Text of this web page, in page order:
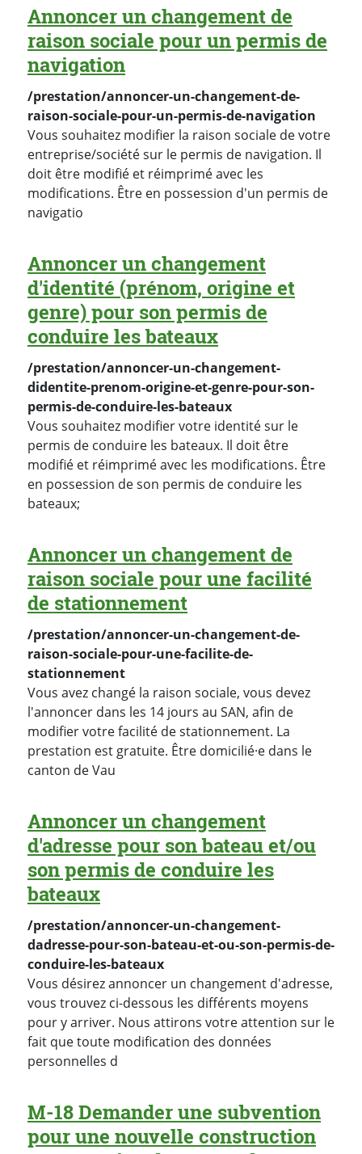
Annoncer un changement de
raison sociale pour un permis de
navigation
/prestation/annoncer-un-changement-de-
raison-sociale-pour-un-permis-de-navigation
Vous souhaitez modifier la raison sociale de votre
entreprise/société sur le permis de navigation. Il
doit être modifié et réimprimé avec les
modifications. Être en possession d'un permis de
navigatio
Annoncer un changement
d'identité (prénom, origine et
genre) pour son permis de
conduire les bateaux
/prestation/annoncer-un-changement-
didentite-prenom-origine-et-genre-pour-son-
permis-de-conduire-les-bateaux
Vous souhaitez modifier votre identité sur le
permis de conduire les bateaux. Il doit être
modifié et réimprimé avec les modifications. Être
en possession de son permis de conduire les
bateaux;
Annoncer un changement de
raison sociale pour une facilité
de stationnement
/prestation/annoncer-un-changement-de-
raison-sociale-pour-une-facilite-de-
stationnement
Vous avez changé la raison sociale, vous devez
l'annoncer dans les 14 jours au SAN, afin de
modifier votre facilité de stationnement. La
prestation est gratuite. Être domicilié·e dans le
canton de Vau
Annoncer un changement
d'adresse pour son bateau et/ou
son permis de conduire les
bateaux
/prestation/annoncer-un-changement-
dadresse-pour-son-bateau-et-ou-son-permis-de-
conduire-les-bateaux
Vous désirez annoncer un changement d'adresse,
vous trouvez ci-dessous les différents moyens
pour y arriver. Nous attirons votre attention sur le
fait que toute modification des données
personnelles d
M-18 Demander une subvention
pour une nouvelle construction